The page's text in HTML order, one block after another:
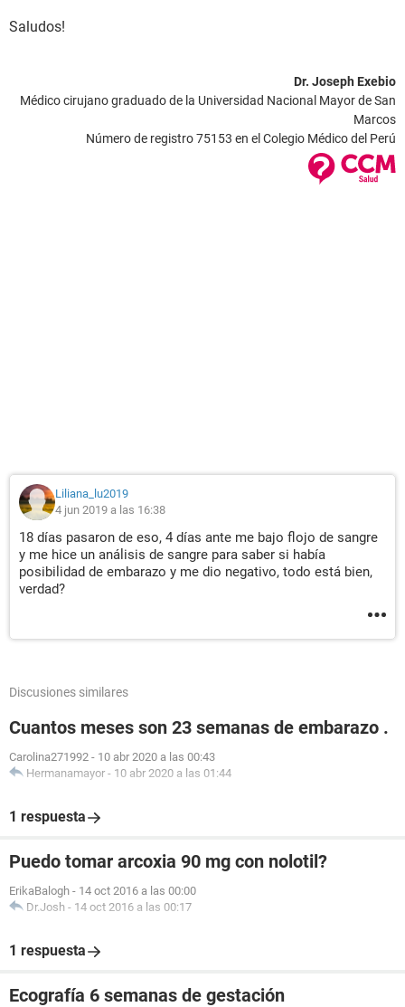
Saludos!
Dr. Joseph Exebio
Médico cirujano graduado de la Universidad Nacional Mayor de San
Marcos
Número de registro 75153 en el Colegio Médico del Perú
Liliana_lu2019
4 jun 2019 a las 16:38
18 días pasaron de eso, 4 días ante me bajo flojo de sangre
y me hice un análisis de sangre para saber si había
posibilidad de embarazo y me dio negativo, todo está bien,
verdad?
Discusiones similares
Cuantos meses son 23 semanas de embarazo .
Carolina271992 - 10 abr 2020 a las 00:43
Hermanamayor - 10 abr 2020 a las 01:44
1 respuesta
Puedo tomar arcoxia 90 mg con nolotil?
ErikaBalogh - 14 oct 2016 a las 00:00
Dr.Josh - 14 oct 2016 a las 00:17
1 respuesta
Ecografía 6 semanas de gestación